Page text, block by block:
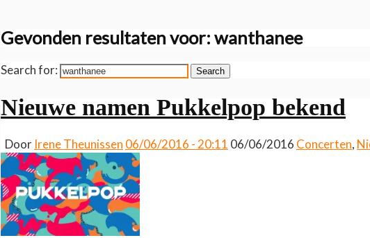
Gevonden resultaten voor: wanthanee
Search for: Search
Nieuwe namen Pukkelpop bekend
Door Irene Theunissen 06/06/2016 - 20:11 06/06/2016 Concerten,